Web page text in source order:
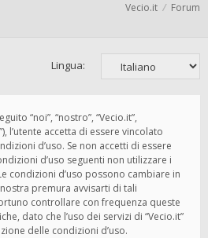
Vecio.it Forum
Lingua:
“noi”, “nostro”, “Vecio.it”,
l’utente accetta di essere vincolato
d’uso. Se non accetti di essere
d’uso seguenti non utilizzare i
condizioni d’uso possono cambiare in
premura avvisarti di tali
controllare con frequenza queste
dato che l’uso dei servizi di “Vecio.it”
delle condizioni d’uso.